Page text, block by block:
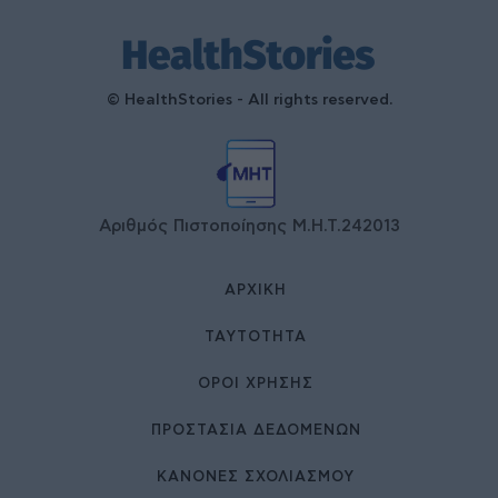
© HealthStories - All rights reserved.
Αριθμός Πιστοποίησης Μ.Η.Τ.242013
ΑΡΧΙΚΉ
ΤΑΥΤΌΤΗΤΑ
ΌΡΟΙ ΧΡΉΣΗΣ
ΠΡΟΣΤΑΣΙΑ ΔΕΔΟΜΕΝΩΝ
ΚΑΝΟΝΕΣ ΣΧΟΛΙΑΣΜΟΥ